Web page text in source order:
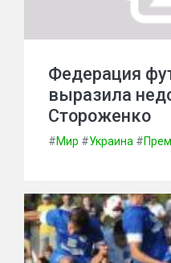
Федерация
выразила
Стороженко
#Мир #Украина #